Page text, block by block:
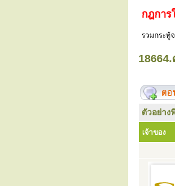
กฎการ
รวมกระทู้
ตัวอย่าง
เจ้าของ